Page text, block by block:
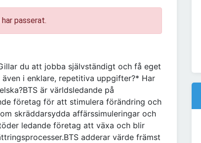
passerat.
du att jobba självständigt och få eget
i enklare, repetitiva uppgifter?* Har
är världsledande på
företag för att stimulera förändring och
skräddarsydda affärssimuleringar och
ledande företag att växa och blir
adderar värde främst